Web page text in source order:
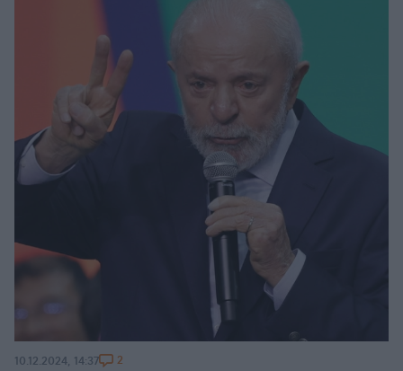
10.12.2024, 14:37 2